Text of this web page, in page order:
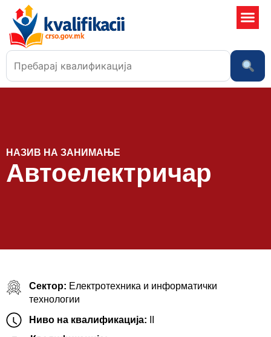
НАЗИВ НА ЗАНИМАЊЕ
Автоелектричар
Сектор: Електротехника и информатички
технологии
Ниво на квалификација: